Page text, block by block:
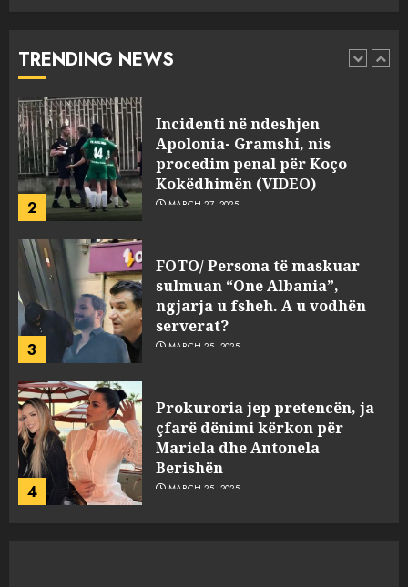
TRENDING NEWS
2 MARCH 27, 2025
3
FOTO/ Persona të maskuar
sulmuan “One Albania”,
ngjarja u fsheh. A u vodhën
serverat?
MARCH 25, 2025
4
Prokuroria jep pretencën, ja
çfarë dënimi kërkon për
Mariela dhe Antonela
Berishën
MARCH 25, 2025
5
“Ai që drejtonte makinën më
ngjau me Talo Çelën”,
dëshmia e Nuredin Dumanit
flet për PERSONAT që e
plagosën!